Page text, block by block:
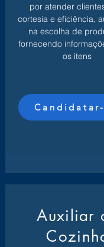
por atender
cortesia e eficiência,
na escolha de
fornecendo
os itens
Auxiliar